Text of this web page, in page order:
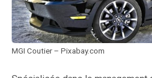
MGI Coutier – Pixabay.com